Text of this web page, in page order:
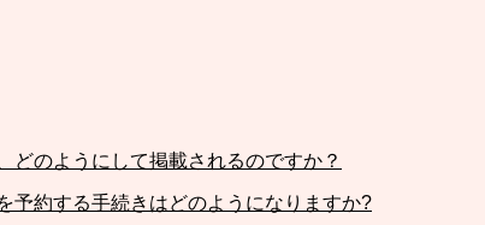
どのようにして掲載されるのですか？
予約する手続きはどのようになりますか?